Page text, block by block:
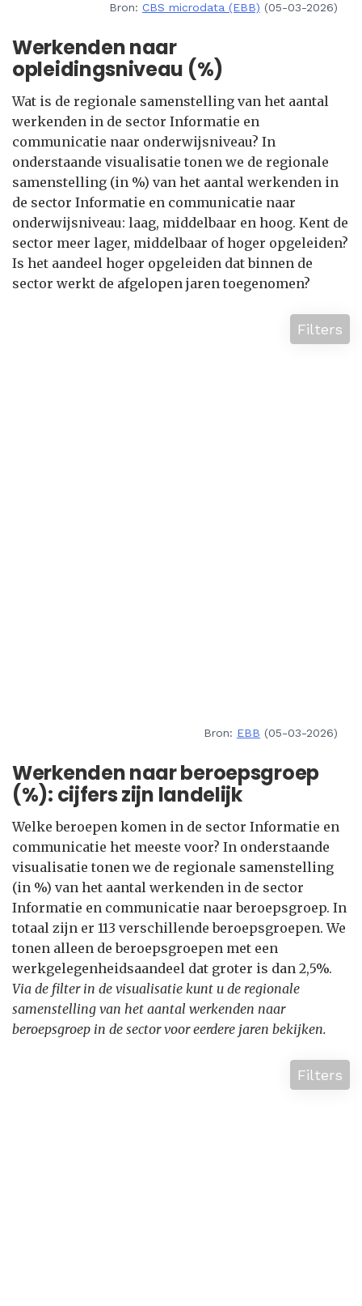
Bron: CBS microdata (EBB) (05-03-2026)
Werkenden naar
opleidingsniveau (%)
Wat is de regionale samenstelling van het aantal
werkenden in de sector Informatie en
communicatie naar onderwijsniveau? In
onderstaande visualisatie tonen we de regionale
samenstelling (in %) van het aantal werkenden in
de sector Informatie en communicatie naar
onderwijsniveau: laag, middelbaar en hoog. Kent de
sector meer lager, middelbaar of hoger opgeleiden?
Is het aandeel hoger opgeleiden dat binnen de
sector werkt de afgelopen jaren toegenomen?
Filters
Bron: EBB (05-03-2026)
Werkenden naar beroepsgroep
(%): cijfers zijn landelijk
Welke beroepen komen in de sector Informatie en
communicatie het meeste voor? In onderstaande
visualisatie tonen we de regionale samenstelling
(in %) van het aantal werkenden in de sector
Informatie en communicatie naar beroepsgroep. In
totaal zijn er 113 verschillende beroepsgroepen. We
tonen alleen de beroepsgroepen met een
werkgelegenheidsaandeel dat groter is dan 2,5%.
Via de filter in de visualisatie kunt u de regionale
samenstelling van het aantal werkenden naar
beroepsgroep in de sector voor eerdere jaren bekijken.
Filters